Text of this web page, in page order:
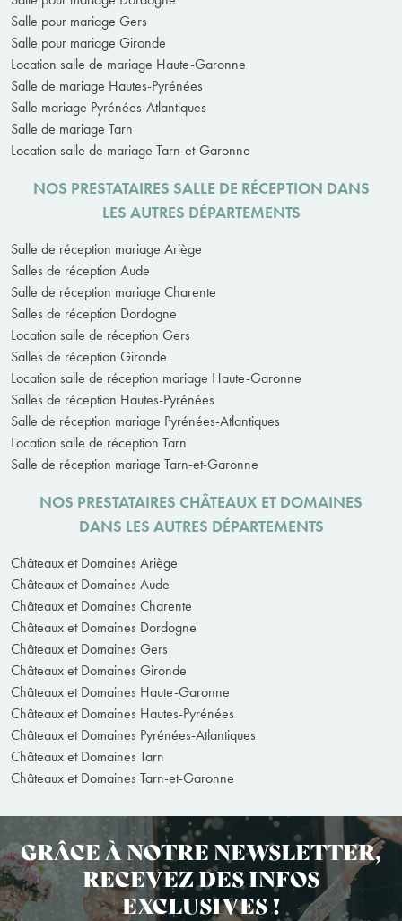
Salle pour mariage Gers
Salle pour mariage Gironde
Location salle de mariage Haute-Garonne
Salle de mariage Hautes-Pyrénées
Salle mariage Pyrénées-Atlantiques
Salle de mariage Tarn
Location salle de mariage Tarn-et-Garonne
NOS PRESTATAIRES SALLE DE RÉCEPTION DANS
LES AUTRES DÉPARTEMENTS
Salle de réception mariage Ariège
Salles de réception Aude
Salle de réception mariage Charente
Salles de réception Dordogne
Location salle de réception Gers
Salles de réception Gironde
Location salle de réception mariage Haute-Garonne
Salles de réception Hautes-Pyrénées
Salle de réception mariage Pyrénées-Atlantiques
Location salle de réception Tarn
Salle de réception mariage Tarn-et-Garonne
NOS PRESTATAIRES CHÂTEAUX ET DOMAINES
DANS LES AUTRES DÉPARTEMENTS
Châteaux et Domaines Ariège
Châteaux et Domaines Aude
Châteaux et Domaines Charente
Châteaux et Domaines Dordogne
Châteaux et Domaines Gers
Châteaux et Domaines Gironde
Châteaux et Domaines Haute-Garonne
Châteaux et Domaines Hautes-Pyrénées
Châteaux et Domaines Pyrénées-Atlantiques
Châteaux et Domaines Tarn
Châteaux et Domaines Tarn-et-Garonne
GRÂCE À NOTRE NEWSLETTER,
RECEVEZ DES INFOS
EXCLUSIVES !